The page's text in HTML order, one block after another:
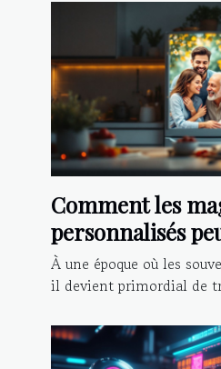
Comment les
personnalisés
préserver vos
inoubliables ?
À une époque où les
il devient primordial de